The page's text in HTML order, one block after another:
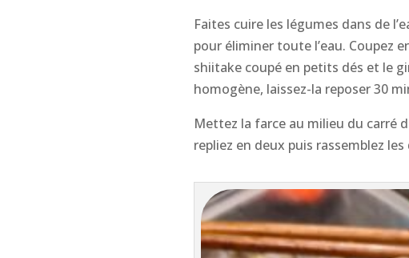
Faites cuire les légumes dans de
pour éliminer toute l’eau. Coupez
shiitake coupé en petits dés et le
homogène, laissez-la reposer 30
Mettez la farce au milieu du carré
repliez en deux puis rassemblez